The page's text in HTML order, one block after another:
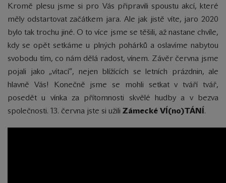
Kromě plesu jsme si pro Vás připravili spoustu akcí, které
měly odstartovat začátkem jara. Ale jak jistě víte, jaro 2020
bylo tak trochu jiné. O to více jsme se těšili, až nastane chvíle,
kdy se opět setkáme u plných pohárků a oslavíme nabytou
svobodu tím, co nám dělá radost, vínem. Závěr června jsme
pojali jako „vítací“, nejen blížících se letních prázdnin, ale
hlavně Vás! Konečně jsme se mohli setkat v tváří tvář,
posedět u vínka za přítomnosti skvělé hudby a v bezva
společnosti. 13. června jste si užili Zámecké VÍ(no)TÁNÍ.